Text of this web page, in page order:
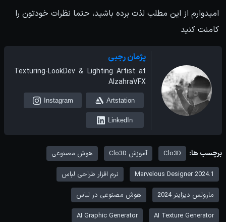
امیدوارم از این مطلب لذت برده باشید، حتما نظرات خودتون را
کامنت کنید
پژمان رجبی
Texturing-LookDev & Lighting Artist at
AlzahraVFX
Artstation
Instagram
LinkedIn
برچسب ها: Clo3D آموزش Clo3D هوش مصنوعی
Marvelous Designer 2024.1 نرم افزار طراحی لباس
مارولس دیزاینر 2024 هوش مصنوعی در لباس
AI Texture Generator
AI Graphic Generator